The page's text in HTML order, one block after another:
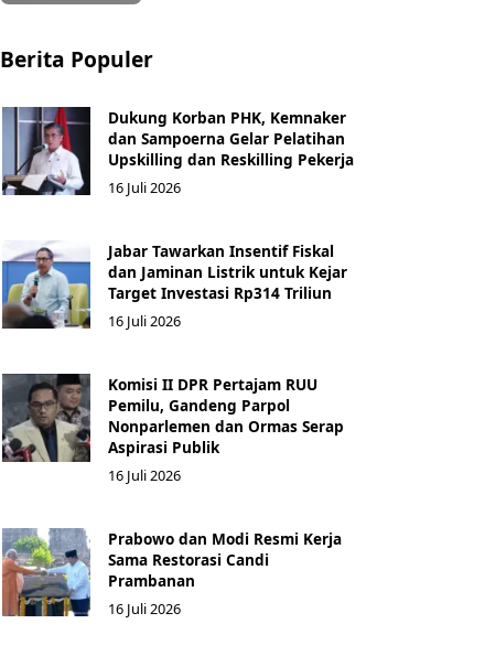
Berita Populer
Dukung Korban PHK, Kemnaker
dan Sampoerna Gelar Pelatihan
Upskilling dan Reskilling Pekerja
16 Juli 2026
Jabar Tawarkan Insentif Fiskal
dan Jaminan Listrik untuk Kejar
Target Investasi Rp314 Triliun
16 Juli 2026
Komisi II DPR Pertajam RUU
Pemilu, Gandeng Parpol
Nonparlemen dan Ormas Serap
Aspirasi Publik
16 Juli 2026
Prabowo dan Modi Resmi Kerja
Sama Restorasi Candi
Prambanan
16 Juli 2026